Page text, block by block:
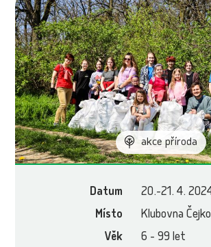
akce příroda
Datum
20.-21. 4.
Místo
Klubovna
Věk
6 - 99 let